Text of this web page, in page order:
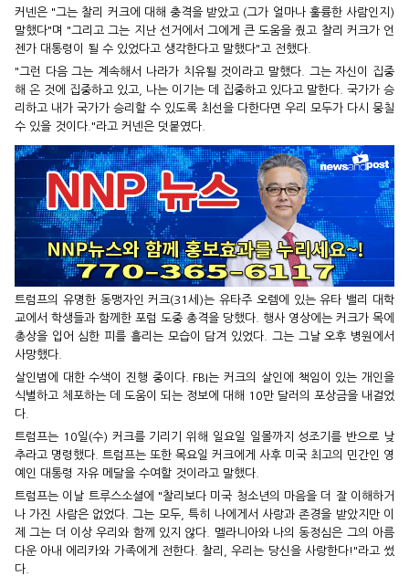
커넨은 "그는 찰리 커크에 대해 충격을 받았고 (그가 얼마나 훌륭한 사람인지)
말했다"며 "그리고 그는 지난 선거에서 그에게 큰 도움을 줬고 찰리 커크가 언
젠가 대통령이 될 수 있었다고 생각한다고 말했다"고 전했다.
"그런 다음 그는 계속해서 나라가 치유될 것이라고 말했다. 그는 자신이 집중
해 온 것에 집중하고 있고, 나는 이기는 데 집중하고 있다고 말한다. 국가가 승
리하고 내가 국가가 승리할 수 있도록 최선을 다한다면 우리 모두가 다시 뭉칠
수 있을 것이다."라고 커넨은 덧붙였다.
트럼프의 유명한 동맹자인 커크(31세)는 유타주 오렘에 있는 유타 밸리 대학
교에서 학생들과 함께한 포럼 도중 총격을 당했다. 행사 영상에는 커크가 목에
총상을 입어 심한 피를 흘리는 모습이 담겨 있었다. 그는 그날 오후 병원에서
사망했다.
살인범에 대한 수색이 진행 중이다. FBI는 커크의 살인에 책임이 있는 개인을
식별하고 체포하는 데 도움이 되는 정보에 대해 10만 달러의 포상금을 내걸었
다.
트럼프는 10일(수) 커크를 기리기 위해 일요일 일몰까지 성조기를 반으로 낮
추라고 명령했다. 트럼프는 또한 목요일 커크에게 사후 미국 최고의 민간인 영
예인 대통령 자유 메달을 수여할 것이라고 말했다.
트럼프는 이날 트루스소셜에 "찰리보다 미국 청소년의 마음을 더 잘 이해하거
나 가진 사람은 없었다. 그는 모두, 특히 나에게서 사랑과 존경을 받았지만 이
제 그는 더 이상 우리와 함께 있지 않다. 멜라니아와 나의 동정심은 그의 아름
다운 아내 에리카와 가족에게 전한다. 찰리, 우리는 당신을 사랑한다!"라고 썼
다.